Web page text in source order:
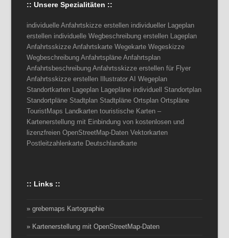
:: Unsere Spezialitäten ::
individuelle Anfahrtskizze erstellen individueller Lageplan
erstellen individuelle Wegbeschreibung erstellen Lageplan
Anfahrtsskizze Anfahrtskarte Wegekarte Wegeskizze
Wegbeschreibung Anfahrtspläne Anfahrtsplan
Anfahrtsbeschreibung Anfahrtsskizze erstellen für Flyer
Anfahrtsskizze erstellen Illustrator AI Wegeplan
Standortkarten Lageplan Lagepläne individuell Standortplan
Standortpläne Stadtplan Stadtpläne Ortsplan Ortspläne
TouristMaps Landkarten touristische Karten –
Kartenerstellung mit Einbindung von kostenlosen und
lizenzfreien OpenStreetMap-Daten Vektorkarten
Postleitzahlenkarte Deutschlandkarte
:: Links ::
» grebemaps Kartographie
» Kartenerstellung mit OpenStreetMap-Daten